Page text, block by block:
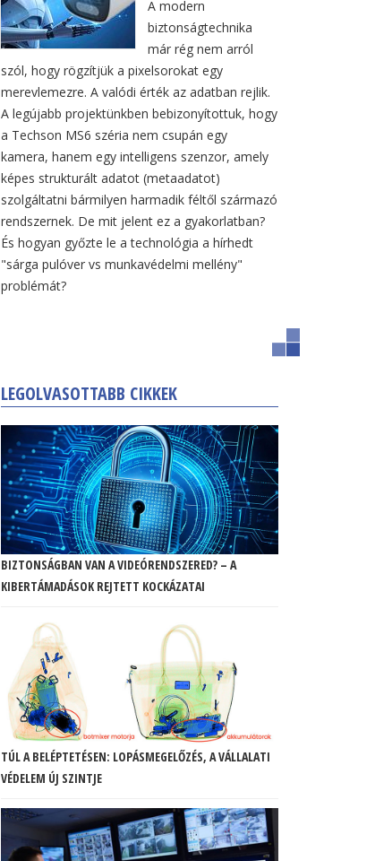
A modern
biztonságtechnika
már rég nem arról
szól, hogy rögzítjük a pixelsorokat egy
merevlemezre. A valódi érték az adatban rejlik.
A legújabb projektünkben bebizonyítottuk, hogy
a Techson MS6 széria nem csupán egy
kamera, hanem egy intelligens szenzor, amely
képes strukturált adatot (metaadatot)
szolgáltatni bármilyen harmadik féltől származó
rendszernek. De mit jelent ez a gyakorlatban?
És hogyan győzte le a technológia a hírhedt
"sárga pulóver vs munkavédelmi mellény"
problémát?
LEGOLVASOTTABB CIKKEK
BIZTONSÁGBAN VAN A VIDEÓRENDSZERED? – A
KIBERTÁMADÁSOK REJTETT KOCKÁZATAI
TÚL A BELÉPTETÉSEN: LOPÁSMEGELŐZÉS, A VÁLLALATI
VÉDELEM ÚJ SZINTJE